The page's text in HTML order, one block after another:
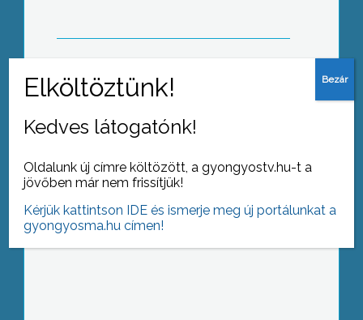
munkálatok, ezzel fejezik be a
sportcsarnok őszi beruházását
Kedves látogatónk!
Oldalunk új címre költözött, a gyongyostv.hu-t a
jövőben már nem frissítjük!
Kérjük kattintson IDE és ismerje meg új portálunkat a
gyongyosma.hu címen!